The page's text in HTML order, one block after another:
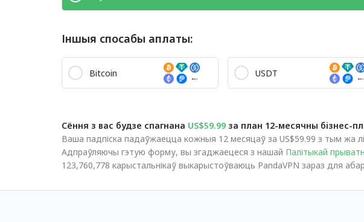
Іншыя спосабы аплаты:
Bitcoin USDT
Сёння з вас будзе спагнана US$59.99 за план 12-месячны бізнес-
Ваша падпіска падаўжаецца кожныя 12 месяцаў за US$59.99 з тым жа
Адпраўляючы гэтую форму, вы згаджаецеся з нашай Палітыкай
123,760,778 карыстальнікаў выкарыстоўваюць PandaVPN зараз для